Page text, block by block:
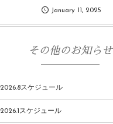
January , 2025
その他のお知らせ
2026.8スケジュール
2026.1スケジュール